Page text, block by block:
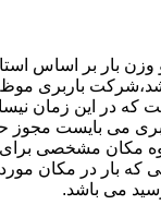
وزن بار بر اساس
باربری
که در این زمان
می بایست مجوز
مکان مشخصی برای
که بار در مکان
می باشد.